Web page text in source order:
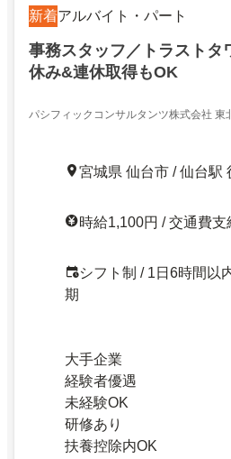
新着アルバイト・パート
事務スタッフ／トラストタ
休み&連休取得もOK
パシフィックコンサルタンツ株式会社 東
宮城県 仙台市 / 仙台駅
時給1,100円 / 交通費支
シフト制 / 1日6時間以
期
大手企業
経験者優遇
未経験OK
研修あり
扶養控除内OK